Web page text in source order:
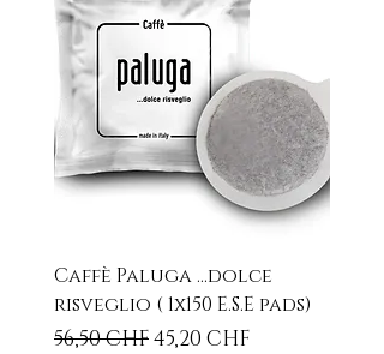
Caffè Paluga ...dolce
risveglio ( 1x150 E.S.E pads)
Standardpreis
56,50 CHFSale-Preis
45,20 CHF